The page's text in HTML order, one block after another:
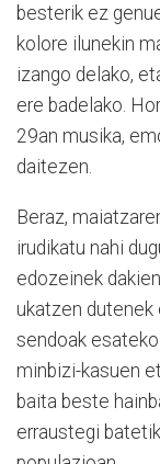
besterik ez
kolore ilunekin
izango delako,
ere badelako.
29an musika,
daitezen.
Beraz,
irudikatu nahi
edozeinek
ukatzen dutenek
sendoak
minbizi-kasuen
baita beste
erraustegi